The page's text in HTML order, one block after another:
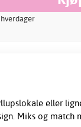
eller
Miks og match